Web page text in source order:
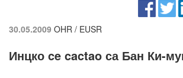
30.05.2009 OHR / EUSR
Инцко ce cactao са Бан Ки-